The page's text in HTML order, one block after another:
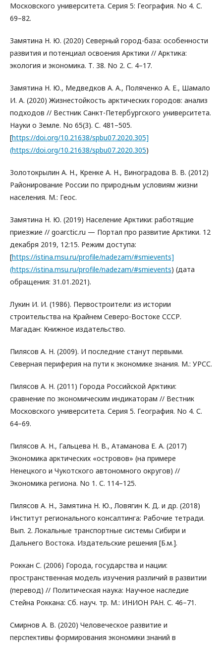
Московского университета. Серия 5: География. No 4. С.
69–82.
Замятина Н. Ю. (2020) Северный город-база: особенности
развития и потенциал освоения Арктики // Арктика:
экология и экономика. Т. 38. No 2. С. 4–17.
Замятина Н. Ю., Медведков А. А., Поляченко А. Е., Шамало
И. А. (2020) Жизнестойкость арктических городов: анализ
подходов // Вестник Санкт-Петербургского университета.
Науки о Земле. No 65(3). С. 481–505.
[https://doi.org/10.21638/spbu07.2020.305]
(https://doi.org/10.21638/spbu07.2020.305)
Золотокрылин А. Н., Кренке А. Н., Виноградова В. В. (2012)
Районирование России по природным условиям жизни
населения. М.: Геос.
Замятина Н. Ю. (2019) Население Арктики: работящие
приезжие // goarctic.ru — Портал про развитие Арктики. 12
декабря 2019, 12:15. Режим доступа:
[https://istina.msu.ru/profile/nadezam/#smievents]
(https://istina.msu.ru/profile/nadezam/#smievents) (дата
обращения: 31.01.2021).
Лукин И. И. (1986). Первостроители: из истории
строительства на Крайнем Северо-Востоке СССР.
Магадан: Книжное издательство.
Пилясов А. Н. (2009). И последние станут первыми.
Северная периферия на пути к экономике знания. М.: УРСС.
Пилясов А. Н. (2011) Города Российской Арктики:
сравнение по экономическим индикаторам // Вестник
Московского университета. Серия 5. География. No 4. С.
64–69.
Пилясов А. Н., Гальцева Н. В., Атаманова Е. А. (2017)
Экономика арктических «островов» (на примере
Ненецкого и Чукотского автономного округов) //
Экономика региона. No 1. С. 114–125.
Пилясов А. Н., Замятина Н. Ю., Ловягин К. Д. и др. (2018)
Институт регионального консалтинга: Рабочие тетради.
Вып. 2. Локальные транспортные системы Сибири и
Дальнего Востока. Издательские решения [Б.м.].
Роккан С. (2006) Города, государства и нации:
пространственная модель изучения различий в развитии
(перевод) // Политическая наука: Научное наследие
Стейна Роккана: Сб. науч. тр. М.: ИНИОН РАН. С. 46–71.
Смирнов А. В. (2020) Человеческое развитие и
перспективы формирования экономики знаний в